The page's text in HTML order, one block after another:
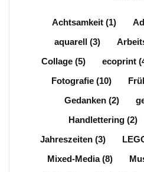
Achtsamkeit(1)
aquarell(3)
Collage(5) ecoprint
Fotografie(10)
Gedanken (2)
Handlettering (2)
Jahreszeiten(3)
Mixed-Media(8)